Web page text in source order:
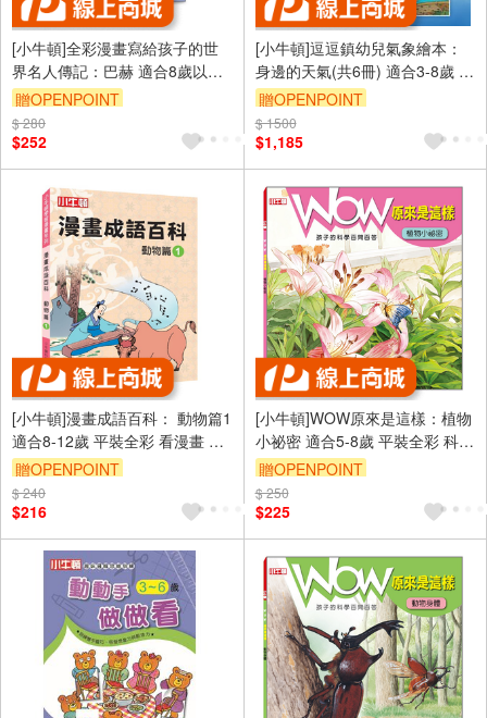
[小牛頓]全彩漫畫寫給孩子的世
界名人傳記：巴赫 適合8歲以上
平裝全彩 精彩傳記漫畫
贈OPENPOINT
$ 280
$252
[小牛頓]逗逗鎮幼兒氣象繪本：
身邊的天氣(共6冊) 適合3-8歲 平
裝全彩 首套幼兒氣象繪本
贈OPENPOINT
$ 1500
$1,185
[小牛頓]漫畫成語百科： 動物篇1
適合8-12歲 平裝全彩 看漫畫 學
成語 懂科學 加倍學習效果
贈OPENPOINT
$ 240
$216
[小牛頓]WOW原來是這樣：植物
小祕密 適合5-8歲 平裝全彩 科學
百問百答 附朗讀有聲書
贈OPENPOINT
$ 250
$225